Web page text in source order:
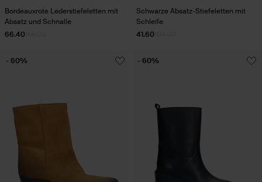
Bordeauxrote Lederstiefeletten mit
Absatz und Schnalle
66.40
Schwarze Absatz-Stiefeletten mit
Schleife
41.60
- 60% - 60%